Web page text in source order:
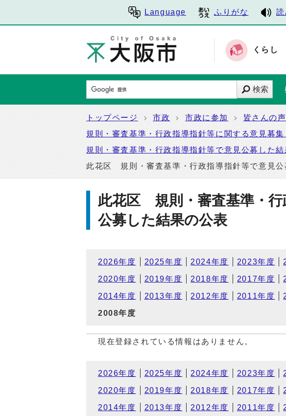
Language ふりがな
くらし
検索
トップページ 市政 市政に参加 皆さんの
規則・審査基準・行政指導指針等に関する意見募集
規則・審査基準・行政指導指針等で意見公募した結
此花区 規則・審査基準・行政指導指針等で意見公
此花区 規則・審査基準・行
公募した結果の公表
2026年度 2025年度 2024年度 2023年度
2020年度 2019年度 2018年度 2017年度
2014年度 2013年度 2012年度 2011年度
2008年度
現在登録されている情報はありません。
2026年度 2025年度 2024年度 2023年度
2020年度 2019年度 2018年度 2017年度
2014年度 2013年度 2012年度 2011年度